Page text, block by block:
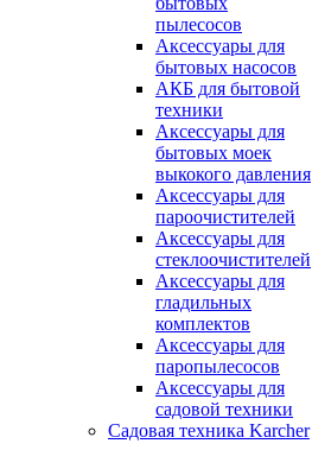
пылесосов
Аксессуары для
бытовых насосов
АКБ для бытовой
техники
Аксессуары для
бытовых моек
выкокого давления
Аксессуары для
пароочистителей
Аксессуары для
стеклоочистителей
Аксессуары для
гладильных
комплектов
Аксессуары для
паропылесосов
Аксессуары для
садовой техники
Садовая техника Karcher